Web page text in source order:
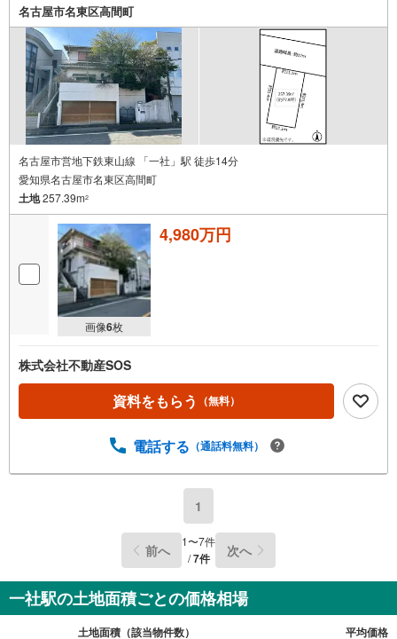
名古屋市名東区高間町
名古屋市営地下鉄東山線 「一社」駅 徒歩14分
愛知県名古屋市名東区高間町
土地257.39m2
画像6枚
4,980万円
株式会社不動産SOS
資料をもらう （無料）
電話する （通話料無料）
1
前へ 1〜7件
/7件 次へ
一社駅の土地面積ごとの価格相場
土地面積（該当物件数） 平均価格